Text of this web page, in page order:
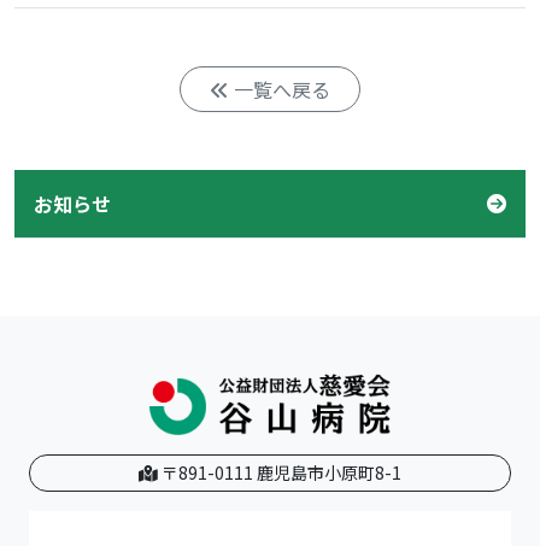
一覧へ戻る
お知らせ
〒891-0111 鹿児島市小原町8-1